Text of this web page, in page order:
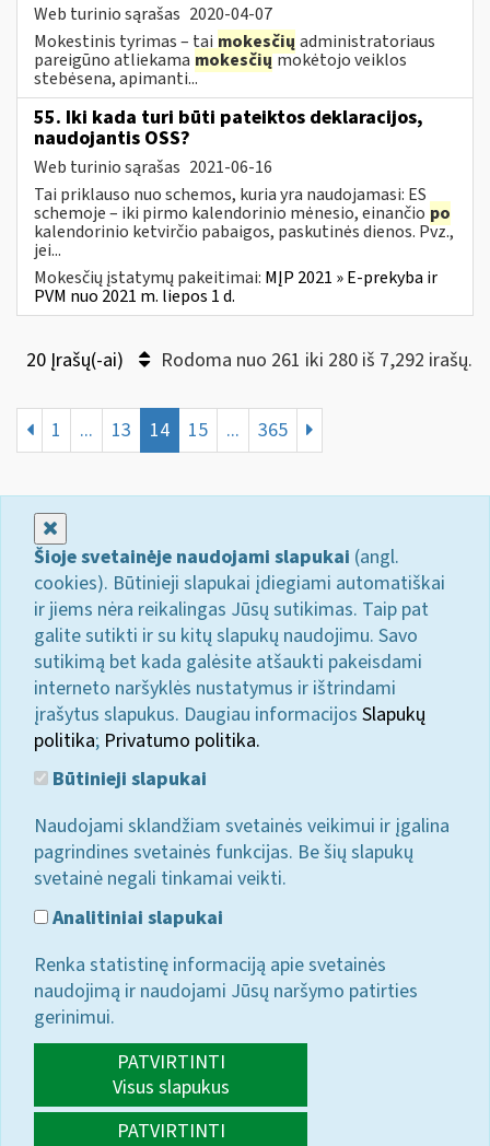
Web turinio sąrašas 2020-04-07
Mokestinis tyrimas – tai mokesčių administratoriaus
pareigūno atliekama mokesčiųmokėtojo veiklos
stebėsena, apimanti...
55. Iki kada turi būti pateiktos deklaracijos,
naudojantis OSS?
Web turinio sąrašas 2021-06-16
Tai priklauso nuo schemos, kuria yra naudojamasi: ES
schemoje – iki pirmo kalendorinio mėnesio, einančio po
kalendorinio ketvirčio pabaigos, paskutinės dienos. Pvz.,
jei...
Mokesčių įstatymų pakeitimai: MĮP 2021 » E-prekyba ir
PVM nuo 2021 m. liepos 1 d.
20 Įrašų(-ai) Rodoma nuo 261 iki 280 iš 7,292 irašų.
1 ... 13 14 15 ... 365
Šioje svetainėje naudojami slapukai (angl.
cookies). Būtinieji slapukai įdiegiami automatiškai
ir jiems nėra reikalingas Jūsų sutikimas. Taip pat
galite sutikti ir su kitų slapukų naudojimu. Savo
sutikimą bet kada galėsite atšaukti pakeisdami
interneto naršyklės nustatymus ir ištrindami
įrašytus slapukus. Daugiau informacijos Slapukų
politika; Privatumo politika.
Būtinieji slapukai
Naudojami sklandžiam svetainės veikimui ir įgalina
pagrindines svetainės funkcijas. Be šių slapukų
svetainė negali tinkamai veikti.
Analitiniai slapukai
Renka statistinę informaciją apie svetainės
naudojimą ir naudojami Jūsų naršymo patirties
gerinimui.
PATVIRTINTI
Visus slapukus
PATVIRTINTI